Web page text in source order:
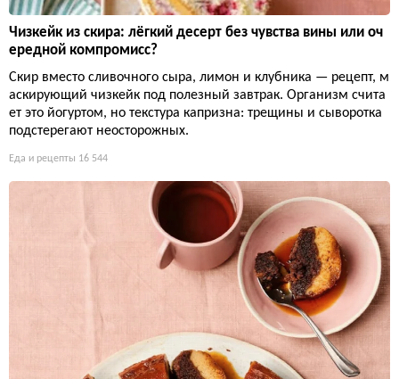
Чизкейк из скира: лёгкий десерт без чувства вины или оч
ередной компромисс?
Скир вместо сливочного сыра, лимон и клубника — рецепт, м
аскирующий чизкейк под полезный завтрак. Организм счита
ет это йогуртом, но текстура капризна: трещины и сыворотка
подстерегают неосторожных.
Еда и рецепты 16 544